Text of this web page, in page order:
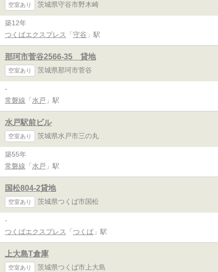
空室あり 茨城県守谷市野木崎
築12年
つくばエクスプレス
「 守谷 」駅
那珂市菅谷2566-35 貸地
空室あり 茨城県那珂市菅谷
-
常磐線 「 水戸 」駅
水戸駅前ビル
空室あり 茨城県水戸市三の丸
築55年
常磐線 「 水戸 」駅
国松804-2貸地
空室あり 茨城県つくば市国松
-
つくばエクスプレス
「 つくば 」駅
上大島T倉庫
空室あり 茨城県つくば市上大島